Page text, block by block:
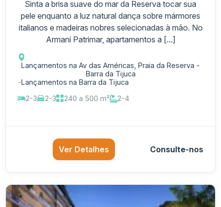
Sinta a brisa suave do mar da Reserva tocar sua
pele enquanto a luz natural dança sobre mármores
italianos e madeiras nobres selecionadas à mão. No
Armani Patrimar, apartamentos a [...]
Lançamentos na Av das Américas, Praia da Reserva -
Barra da Tijuca
-Lançamentos na Barra da Tijuca
2-3
2-3 240 a 500 m² 2-4
Ver Detalhes Consulte-nos